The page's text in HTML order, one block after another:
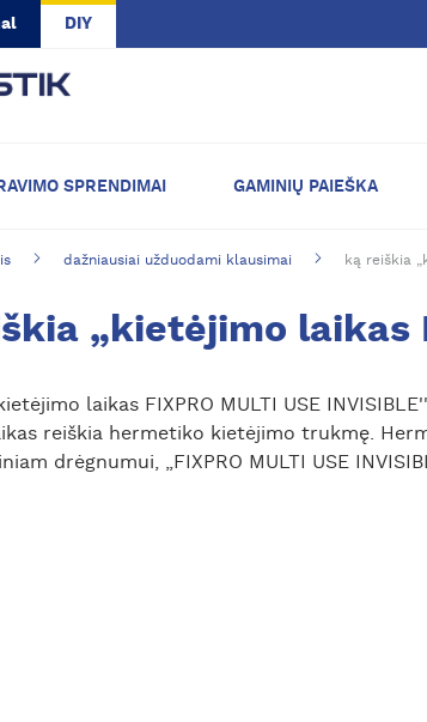
DIY
SPRENDIMAI GAMINIŲ PAIEŠKA
dažniausiai užduodami klausimai ką reiškia
„kietėjimo laikas
laikas FIXPRO MULTI USE
reiškia hermetiko kietėjimo trukmę.
drėgnumui, „FIXPRO MULTI USE